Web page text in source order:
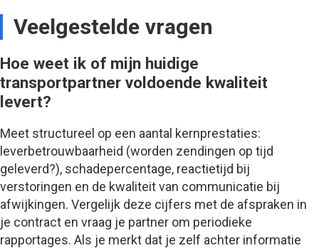
Veelgestelde vragen
Hoe weet ik of mijn huidige
transportpartner voldoende kwaliteit
levert?
Meet structureel op een aantal kernprestaties:
leverbetrouwbaarheid (worden zendingen op tijd
geleverd?), schadepercentage, reactietijd bij
verstoringen en de kwaliteit van communicatie bij
afwijkingen. Vergelijk deze cijfers met de afspraken in
je contract en vraag je partner om periodieke
rapportages. Als je merkt dat je zelf achter informatie